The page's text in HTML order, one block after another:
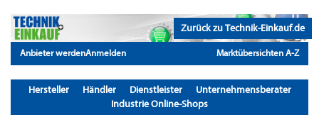
Zurück zu Technik-Einkauf.de
Anbieter werdenAnmelden Marktübersichten A-Z
Hersteller Händler Dienstleister
Unternehmensberater
Industrie Online-Shops